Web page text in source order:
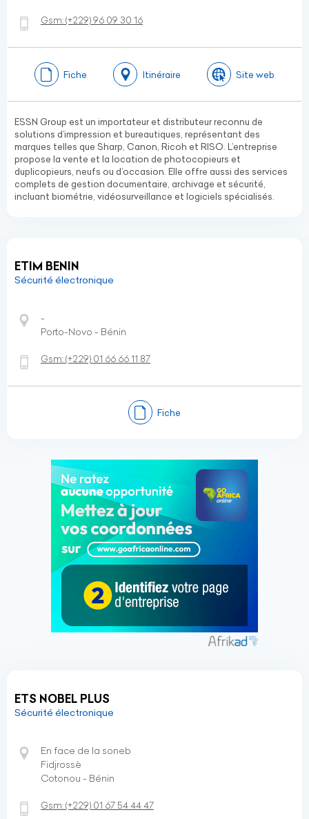
Gsm:(+229)96 09 30 16
Fiche Itinéraire Site web
ESSN Group est un importateur et distributeur reconnu de
solutions d’impression et bureautiques, représentant des
marques telles que Sharp, Canon, Ricoh et RISO. L’entreprise
propose la vente et la location de photocopieurs et
duplicopieurs, neufs ou d’occasion. Elle offre aussi des services
complets de gestion documentaire, archivage et sécurité,
incluant biométrie, vidéosurveillance et logiciels spécialisés.
ETIM BENIN
Sécurité électronique
-
Porto-Novo - Bénin
Gsm:(+229) 01 66 66 11 87
Fiche
ETS NOBEL PLUS
Sécurité électronique
En face de la soneb
Fidjrossè
Cotonou - Bénin
Gsm:(+229) 01 67 54 44 47